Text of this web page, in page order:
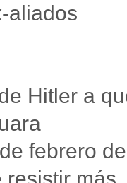
aliados
Hitler a
febrero de
resistir más,